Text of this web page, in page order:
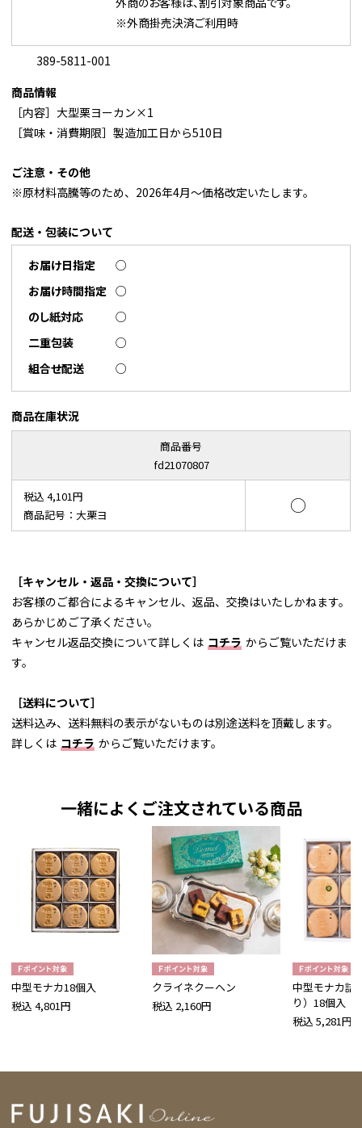
※外商掛売決済ご利用時
389-5811-001
商品情報
［内容］大型栗ヨーカン×1
［賞味・消費期限］製造加工日から510日
ご注意・その他
※原材料高騰等のため、2026年4月～価格改定いたします。
配送・包装について
お届け日指定
○
お届け時間指定 ○
のし紙対応
○
二重包装
○
組合せ配送
○
商品在庫状況
商品番号
fd21070807
税込 4,101円
商品記号：大栗ヨ
○
［キャンセル・返品・交換について］
お客様のご都合によるキャンセル、返品、交換はいたしかねます。
あらかじめご了承ください。
キャンセル返品交換について詳しくは コチラ からご覧いただけま
す。
［送料について］
送料込み、送料無料の表示がないものは別途送料を頂戴します。
詳しくは コチラ からご覧いただけます。
一緒によくご注文されている商品
中型モナカ18個入
税込 4,801円
クライネクーヘン
税込 2,160円
中型モナカ詰
り）18個入
税込 5,281円